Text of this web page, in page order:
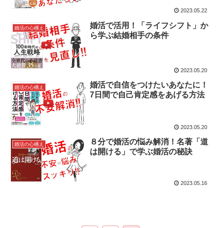
2023.05.22
婚活の心構え
婚活で活用！「ライフシフト」か
ら学ぶ結婚相手の条件
2023.05.20
婚活の心構え
婚活で自信をつけたいあなたに！
7日間で自己肯定感をあげる方法
2023.05.20
婚活の心構え
８分で婚活の悩み解消！名著「道
は開ける」で学ぶ婚活の秘訣
2023.05.16